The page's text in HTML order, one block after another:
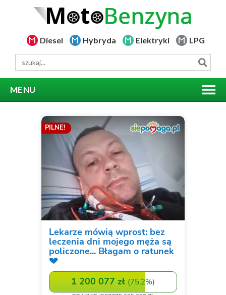
Diesel Hybryda Elektryki LPG
MENU